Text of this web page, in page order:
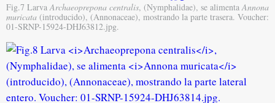
Fig.7 LarvaArchaeoprepona centralis, (Nymphalidae), se alimentaAnnona
muricata (introducido), (Annonaceae), mostrando la parte trasera. Voucher:
01-SRNP-15924-DHJ63812.jpg.